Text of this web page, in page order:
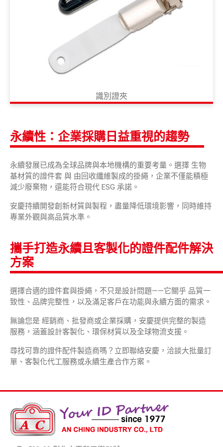
識別證夾
永續性：企業採購日益重視的趨勢
永續發展已成為全球品牌與本地機構的重要考量。選擇 生物
基材質的證件套 與 由回收纖維製成的掛繩，企業不僅能積極
減少廢棄物，還能符合現代 ESG 承諾。
安慶持續開發創新材質與製程，盡量降低環境影響，同時維持
專業外觀與高品質水準。
攜手打造永續且客製化的證件配件解決
方案
選擇合適的證件套與掛繩，不只是設計問題——它關乎 品質一
致性、品牌完整性，以及滿足客戶在功能與永續方面的需求。
無論您是 經銷商、批發商或企業採購，安慶提供完整的製造
服務，涵蓋設計客製化、環保材質以及全球物流支援。
尋找可靠的證件配件製造商嗎？ 立即聯絡安慶 ，洽談大批量訂
單、客製化代工服務或永續生產合作方案。